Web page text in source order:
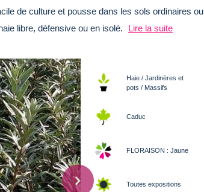
de culture et pousse dans les sols ordinaires ou
libre, défensive ou en isolé.
Lire la suite
Haie / Jardinères et
pots / Massifs
Caduc
FLORAISON : Jaune
Toutes expositions